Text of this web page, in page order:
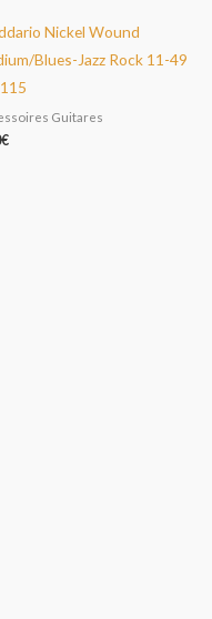
Nickel Wound
Blues-Jazz Rock 11-49
Guitares
€